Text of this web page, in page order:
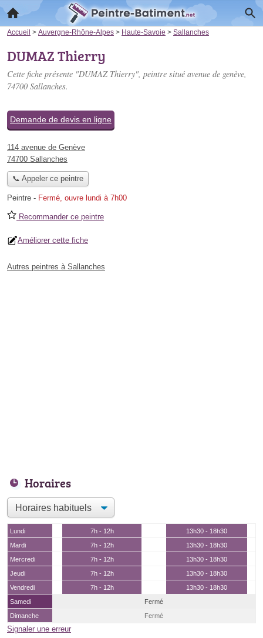
Accueil > Auvergne-Rhône-Alpes > Haute-Savoie > Sallanches
DUMAZ Thierry
Cette fiche présente "DUMAZ Thierry", peintre situé avenue de genève,
74700 Sallanches.
Demande de devis en ligne
114 avenue de Genève
74700 Sallanches
📞 Appeler ce peintre
Peintre - Fermé, ouvre lundi à 7h00
Recommander ce peintre
Améliorer cette fiche
Autres peintres à Sallanches
Horaires
Lundi 7h - 12h
13h30 - 18h30
Mardi
7h - 12h
13h30 - 18h30
Mercredi
7h - 12h
13h30 - 18h30
Jeudi
7h - 12h
13h30 - 18h30
Vendredi
7h - 12h
13h30 - 18h30
Samedi
Fermé
Dimanche
Fermé
Signaler une erreur